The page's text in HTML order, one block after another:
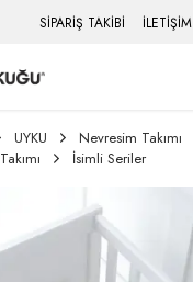
SİPARİŞ TAKİBİ İLETİŞİM
UYKU
Nevresim Takımı
İsimli Seriler